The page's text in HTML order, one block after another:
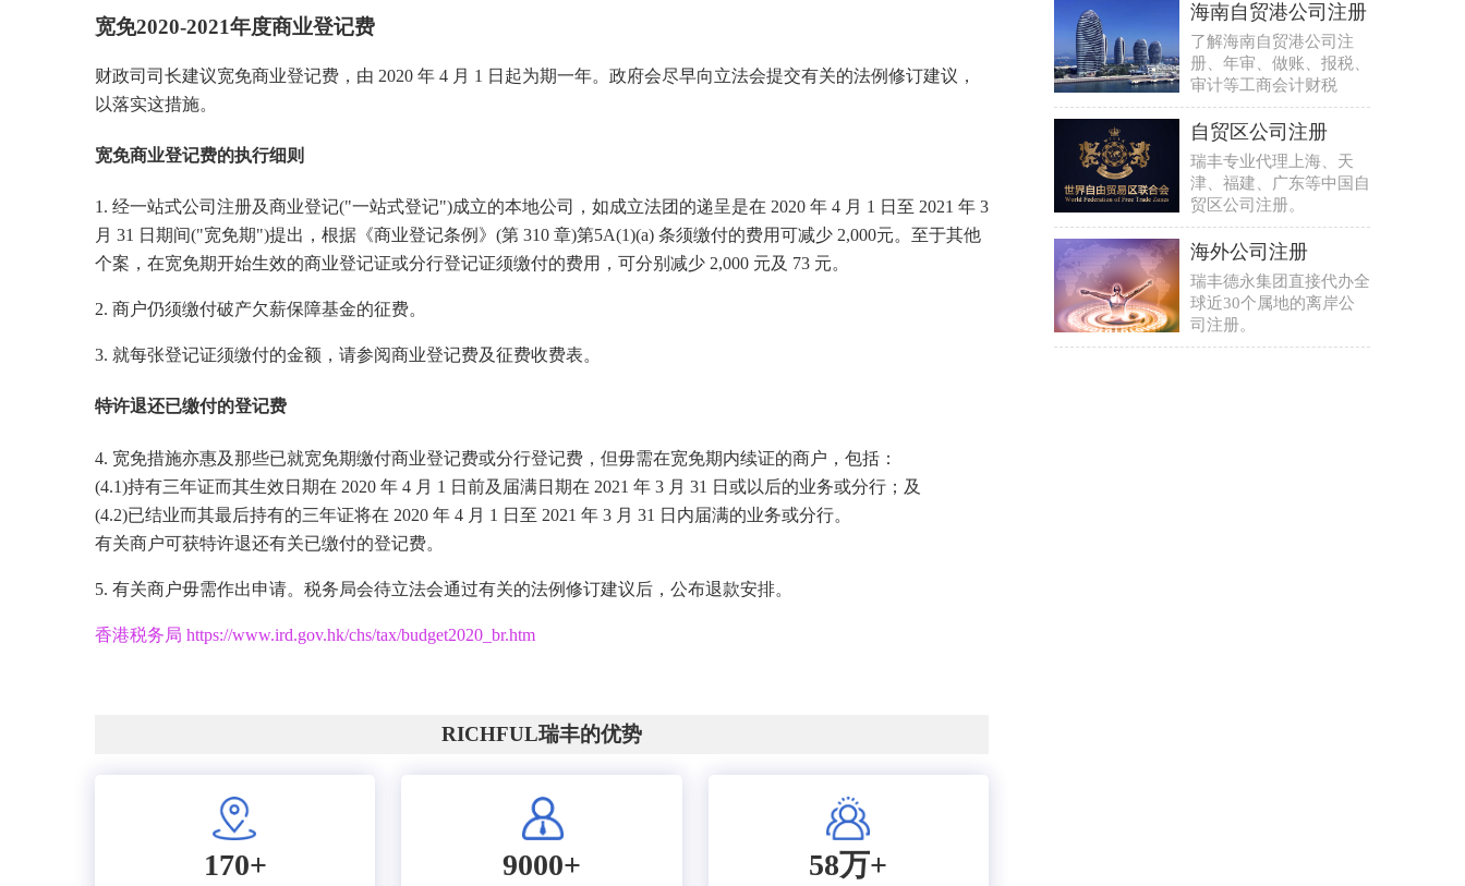
宽免2020-2021年度商业登记费
财政司司长建议宽免商业登记费，由 2020 年 4 月 1 日起为期一年。政府会尽早向立法会提交有关的法例修订建议，
以落实这措施。
宽免商业登记费的执行细则
1. 经一站式公司注册及商业登记("一站式登记")成立的本地公司，如成立法团的递呈是在 2020 年 4 月 1 日至 2021 年 3
月 31 日期间("宽免期")提出，根据《商业登记条例》(第 310 章)第5A(1)(a) 条须缴付的费用可减少 2,000元。至于其他
个案，在宽免期开始生效的商业登记证或分行登记证须缴付的费用，可分别减少 2,000 元及 73 元。
2. 商户仍须缴付破产欠薪保障基金的征费。
3. 就每张登记证须缴付的金额，请参阅商业登记费及征费收费表。
特许退还已缴付的登记费
4. 宽免措施亦惠及那些已就宽免期缴付商业登记费或分行登记费，但毋需在宽免期内续证的商户，包括：
(4.1)持有三年证而其生效日期在 2020 年 4 月 1 日前及届满日期在 2021 年 3 月 31 日或以后的业务或分行；及
(4.2)已结业而其最后持有的三年证将在 2020 年 4 月 1 日至 2021 年 3 月 31 日内届满的业务或分行。
有关商户可获特许退还有关已缴付的登记费。
5. 有关商户毋需作出申请。税务局会待立法会通过有关的法例修订建议后，公布退款安排。
香港税务局 https://www.ird.gov.hk/chs/tax/budget2020_br.htm
RICHFUL瑞丰的优势
170+ 9000+ 58万+
海南自贸港公司注册
了解海南自贸港公司注
册、年审、做账、报税、
审计等工商会计财税
自贸区公司注册
瑞丰专业代理上海、天
津、福建、广东等中国自
贸区公司注册。
海外公司注册
瑞丰德永集团直接代办全
球近30个属地的离岸公
司注册。